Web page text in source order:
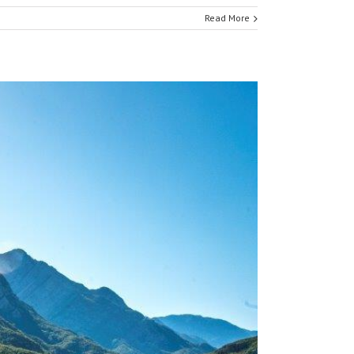
Read More